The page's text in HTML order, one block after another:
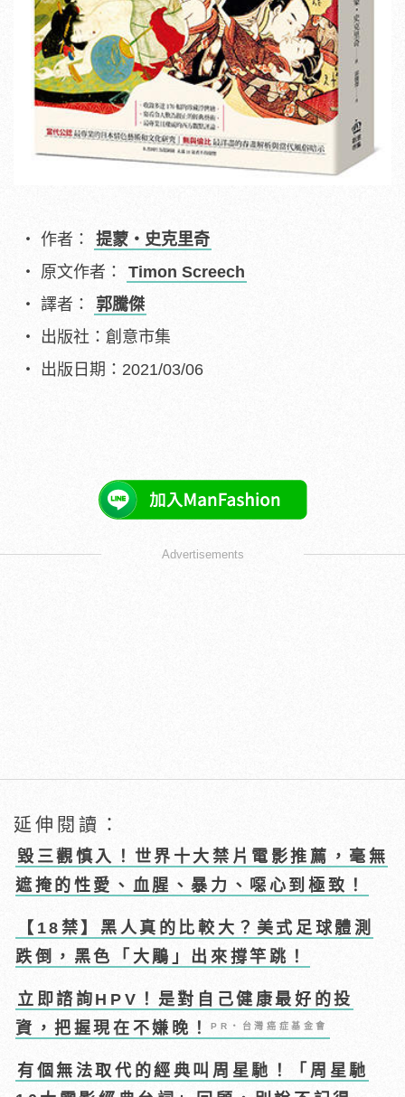
作者： 提蒙‧史克里奇
原文作者： Timon Screech
譯者： 郭騰傑
出版社：創意市集
出版日期：2021/03/06
Advertisements
延伸閱讀：
毀三觀慎入！世界十大禁片電影推薦，毫無
遮掩的性愛、血腥、暴力、噁心到極致！
【18禁】黑人真的比較大？美式足球體測
跌倒，黑色「大鵰」出來撐竿跳！
立即諮詢HPV！是對自己健康最好的投
資，把握現在不嫌晚！PR・台灣癌症基金會
有個無法取代的經典叫周星馳！「周星馳